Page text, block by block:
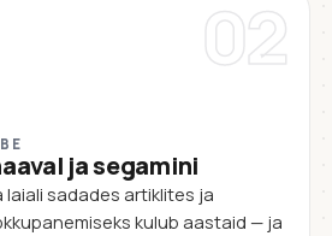
02
ja segamini
laiali sadades artiklites ja
kulub aastaid — ja